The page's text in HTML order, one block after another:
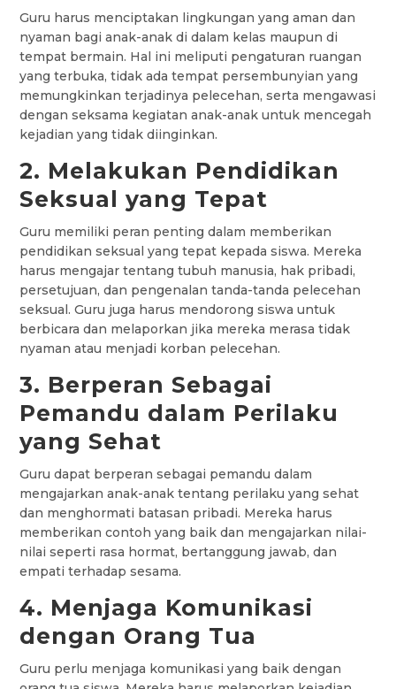
Guru harus menciptakan lingkungan yang aman dan
nyaman bagi anak-anak di dalam kelas maupun di
tempat bermain. Hal ini meliputi pengaturan ruangan
yang terbuka, tidak ada tempat persembunyian yang
memungkinkan terjadinya pelecehan, serta mengawasi
dengan seksama kegiatan anak-anak untuk mencegah
kejadian yang tidak diinginkan.
2. Melakukan Pendidikan
Seksual yang Tepat
Guru memiliki peran penting dalam memberikan
pendidikan seksual yang tepat kepada siswa. Mereka
harus mengajar tentang tubuh manusia, hak pribadi,
persetujuan, dan pengenalan tanda-tanda pelecehan
seksual. Guru juga harus mendorong siswa untuk
berbicara dan melaporkan jika mereka merasa tidak
nyaman atau menjadi korban pelecehan.
3. Berperan Sebagai
Pemandu dalam Perilaku
yang Sehat
Guru dapat berperan sebagai pemandu dalam
mengajarkan anak-anak tentang perilaku yang sehat
dan menghormati batasan pribadi. Mereka harus
memberikan contoh yang baik dan mengajarkan nilai-
nilai seperti rasa hormat, bertanggung jawab, dan
empati terhadap sesama.
4. Menjaga Komunikasi
dengan Orang Tua
Guru perlu menjaga komunikasi yang baik dengan